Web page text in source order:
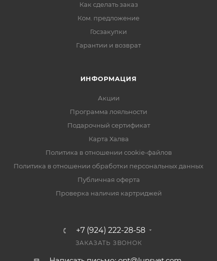
Как сделать заказ
Ком. предложение
Госзакупки
Гарантии и возврат
ИНФОРМАЦИЯ
Акции
Программа лояльности
Подарочный сертификат
Карта Халва
Политика в отношении cookie-файлов
Политика в отношении обработки персональных данных
Публичная оферта
Проверка наличия картриджей
+7 (924) 222-28-58
ЗАКАЗАТЬ ЗВОНОК